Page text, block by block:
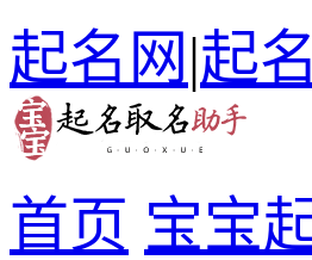
起名网|起
首页 宝宝